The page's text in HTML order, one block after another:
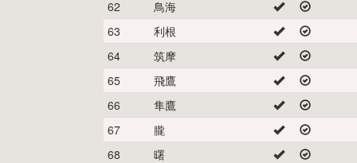
62
鳥海
63
利根
64
筑摩
65
飛鷹
66
隼鷹
67
朧
68
曙